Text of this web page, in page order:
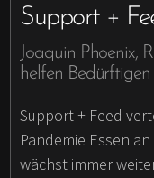
Support +
Joaquin Phoenix,
helfen Bedürftigen
Support + Feed
Pandemie Essen
wächst immer